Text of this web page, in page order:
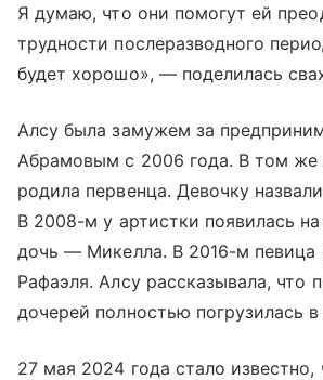
Я думаю, что они помогут ей
трудности послеразводного
будет хорошо», — поделилась
Алсу была замужем за
Абрамовым с 2006 года. В том же
родила первенца. Девочку
В 2008-м у артистки появилась
дочь — Микелла. В 2016-м певица
Рафаэля. Алсу рассказывала, что
дочерей полностью погрузилась
27 мая 2024 года стало известно,